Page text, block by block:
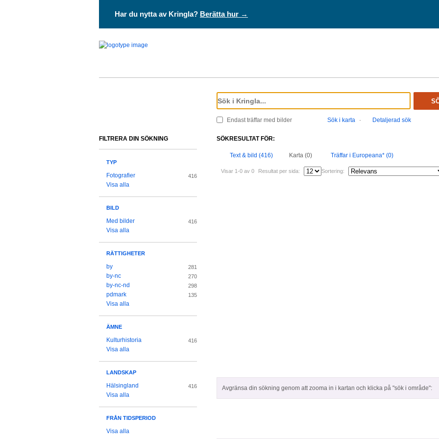
Har du nytta av Kringla? Berätta hur →
Endast träffar med bilder Sök i karta · Detaljerad sök
SÖKRESULTAT FÖR:
Text & bild (416) Karta (0) Träffar i Europeana* (0)
Visar 1-0 av 0 Resultat per sida: Sortering:
Avgränsa din sökning genom att zooma in i kartan och klicka på "sök i område":
FILTRERA DIN SÖKNING
TYP
Fotografier 416
Visa alla
BILD
Med bilder 416
Visa alla
RÄTTIGHETER
by 281
by-nc 270
by-nc-nd 298
pdmark 135
Visa alla
ÄMNE
Kulturhistoria 416
Visa alla
LANDSKAP
Hälsingland 416
Visa alla
FRÅN TIDSPERIOD
Visa alla